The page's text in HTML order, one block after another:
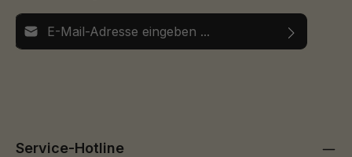
E-Mail-Adresse*
Service-Hotline